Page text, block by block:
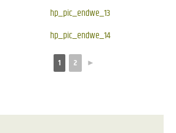
1 2 ►